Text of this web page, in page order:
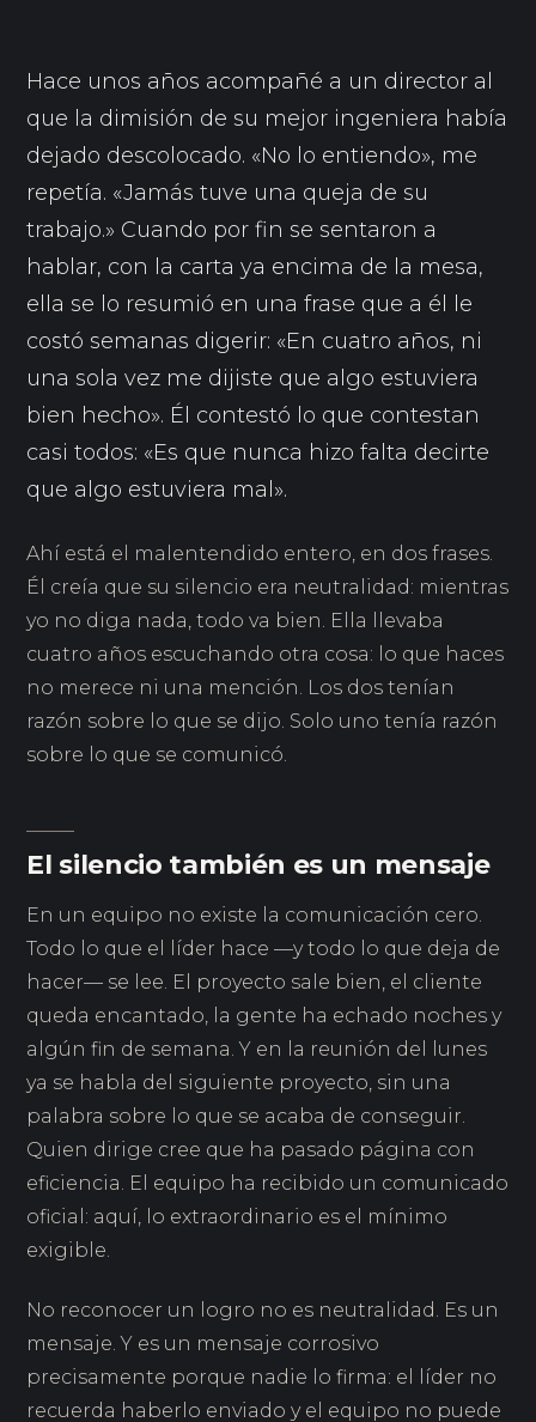
Hace unos años acompañé a un director al
que la dimisión de su mejor ingeniera había
dejado descolocado. «No lo entiendo», me
repetía. «Jamás tuve una queja de su
trabajo.» Cuando por fin se sentaron a
hablar, con la carta ya encima de la mesa,
ella se lo resumió en una frase que a él le
costó semanas digerir: «En cuatro años, ni
una sola vez me dijiste que algo estuviera
bien hecho». Él contestó lo que contestan
casi todos: «Es que nunca hizo falta decirte
que algo estuviera mal».
Ahí está el malentendido entero, en dos frases.
Él creía que su silencio era neutralidad: mientras
yo no diga nada, todo va bien. Ella llevaba
cuatro años escuchando otra cosa: lo que haces
no merece ni una mención. Los dos tenían
razón sobre lo que se dijo. Solo uno tenía razón
sobre lo que se comunicó.
El silencio también es un mensaje
En un equipo no existe la comunicación cero.
Todo lo que el líder hace —y todo lo que deja de
hacer— se lee. El proyecto sale bien, el cliente
queda encantado, la gente ha echado noches y
algún fin de semana. Y en la reunión del lunes
ya se habla del siguiente proyecto, sin una
palabra sobre lo que se acaba de conseguir.
Quien dirige cree que ha pasado página con
eficiencia. El equipo ha recibido un comunicado
oficial: aquí, lo extraordinario es el mínimo
exigible.
No reconocer un logro no es neutralidad. Es un
mensaje. Y es un mensaje corrosivo
precisamente porque nadie lo firma: el líder no
recuerda haberlo enviado y el equipo no puede